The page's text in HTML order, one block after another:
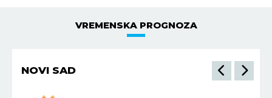
VREMENSKA PROGNOZA
NOVI SAD